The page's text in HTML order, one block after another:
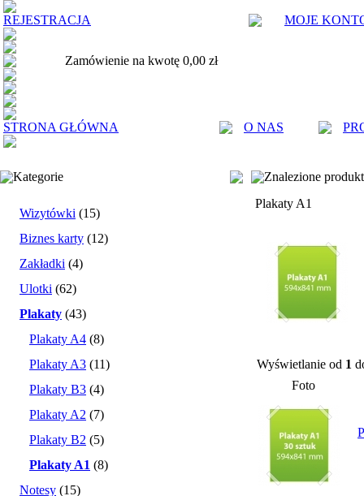
REJESTRACJA MOJE
Zamówienie na kwotę 0,00 zł
STRONA GŁÓWNA O NAS
Kategorie
Wizytówki (15)
Biznes karty (12)
Zakładki (4)
Ulotki (62)
Plakaty (43)
Plakaty A4 (8)
Plakaty A3 (11)
Plakaty B3 (4)
Plakaty A2 (7)
Plakaty B2 (5)
Plakaty A1 (8)
Notesy (15)
Znalezione
Plakaty A1
Wyświetlanie od 1
Foto